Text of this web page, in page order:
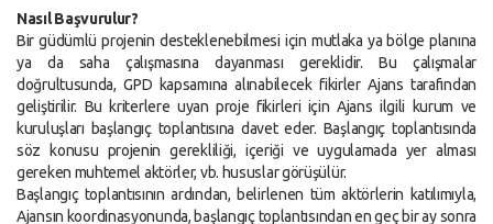
Nasıl Başvurulur?
Bir güdümlü projenin desteklenebilmesi için mutlaka ya bölge planına
ya da saha çalışmasına dayanması gereklidir. Bu çalışmalar
doğrultusunda, GPD kapsamına alınabilecek fikirler Ajans tarafından
geliştirilir. Bu kriterlere uyan proje fikirleri için Ajans ilgili kurum ve
kuruluşları başlangıç toplantısına davet eder. Başlangıç toplantısında
söz konusu projenin gerekliliği, içeriği ve uygulamada yer alması
gereken muhtemel aktörler, vb. hususlar görüşülür.
Başlangıç toplantısının ardından, belirlenen tüm aktörlerin katılımıyla,
Ajansın koordinasyonunda, başlangıç toplantısından en geç bir ay sonra